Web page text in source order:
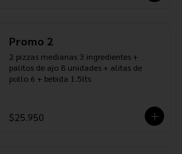
Promo 2
2 pizzas medianas 3 ingredientes +
palitos de ajo 8 unidades + alitas de
pollo 6 + bebida 1.5lts
$25.950